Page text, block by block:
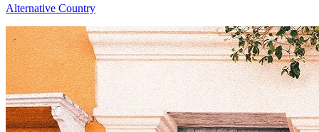
Alternative Country